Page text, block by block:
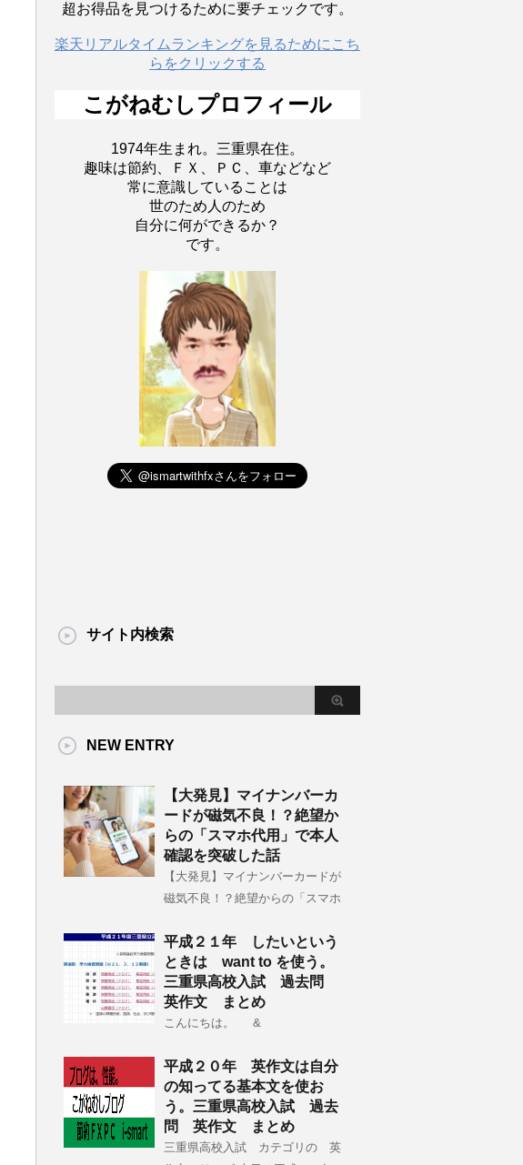
超お得品を見つけるために要チェックです。
楽天リアルタイムランキングを見るためにこち
らをクリックする
こがねむしプロフィール
1974年生まれ。三重県在住。
趣味は節約、ＦＸ、ＰＣ、車などなど
常に意識していることは
世のため人のため
自分に何ができるか？
です。
サイト内検索
NEW ENTRY
【大発見】マイナンバーカ
ードが磁気不良！？絶望か
らの「スマホ代用」で本人
確認を突破した話
【大発見】マイナンバーカードが
磁気不良！？絶望からの「スマホ
平成２１年 したいという
ときは want to を使う。
三重県高校入試 過去問
英作文 まとめ
こんにちは。 &
平成２０年 英作文は自分
の知ってる基本文を使お
う。三重県高校入試 過去
問 英作文 まとめ
三重県高校入試 カテゴリの 英